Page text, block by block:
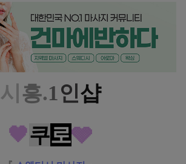
시 흥.1 인샵
🖤쿠로🩶